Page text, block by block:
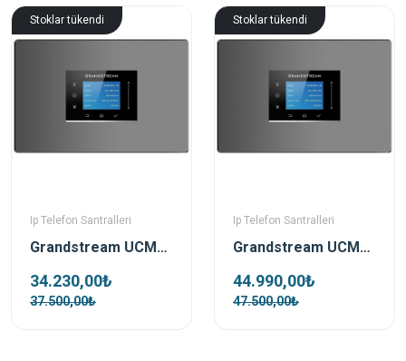
Stoklar tükendi
Ip Telefon Santralleri
Grandstream UCM6301 Ip Telefon Santrali
34.230,00₺
37.500,00₺
Stoklar tükendi
Ip Telefon Santralleri
Grandstream UCM6302 Ip Telefon Santrali
44.990,00₺
47.500,00₺